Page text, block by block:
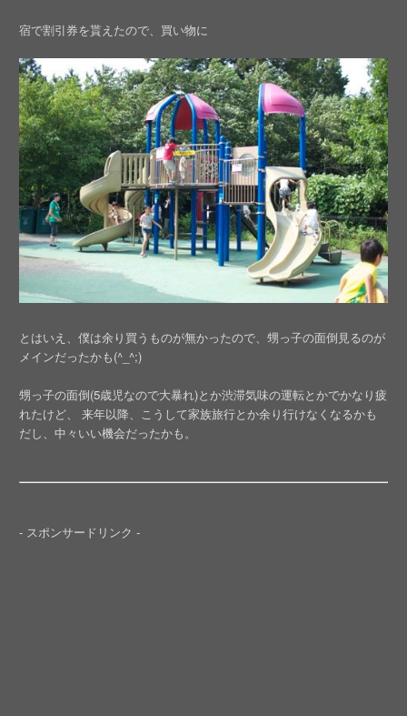
宿で割引券を貰えたので、買い物に
とはいえ、僕は余り買うものが無かったので、甥っ子の面倒見るのが
メインだったかも(^_^;)
甥っ子の面倒(5歳児なので大暴れ)とか渋滞気味の運転とかでかなり疲
れたけど、 来年以降、こうして家族旅行とか余り行けなくなるかも
だし、中々いい機会だったかも。
- スポンサードリンク -